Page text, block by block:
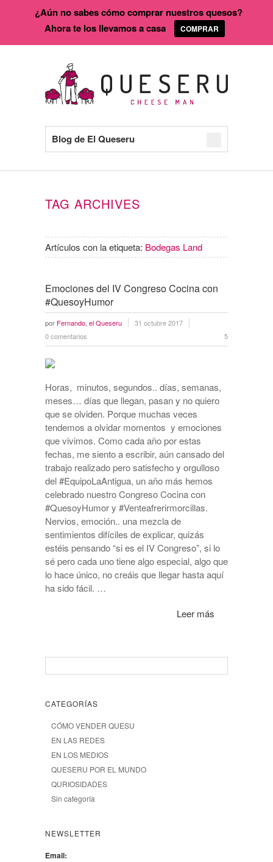
Blog de El Queseru
TAG ARCHIVES
Artículos con la etiqueta: Bodegas Land
Emociones del IV Congreso Cocina con
#QuesoyHumor
por Fernando, el Queseru
31 octubre 2017
0 comentarios
5
Horas, minutos, segundos.. días, semanas,
meses… días que llegan, pasan y no quiero
que se olviden. Porque muchas veces
tendemos a olvidar momentos y emociones
que vivimos. Como cada año por estas
fechas, me siento a escribir, aún cansado del
trabajo realizado pero satisfecho y orgulloso
del #EquipoLaAntigua, un año más hemos
celebrado nuestro Congreso Cocina con
#QuesoyHumor y #Venteafrerirmorcillas.
Nervios, emoción.. una mezcla de
sentimientos difíciles de explicar, quizás
estéis pensando “si es el IV Congreso”, si lo
sé pero cada uno tiene algo especial, algo que
lo hace único, no creáis que llegar hasta aquí
ha sido fácil. …
Leer más
CATEGORÍAS
CÓMO VENDER QUESU
EN LAS REDES
EN LOS MEDIOS
QUESERU POR EL MUNDO
QURIOSIDADES
Sin categoría
NEWSLETTER
Email:
¿Aún no sabes cómo comprar nuestros quesos?
Ahora te los llevamos a casa
COMPRAR